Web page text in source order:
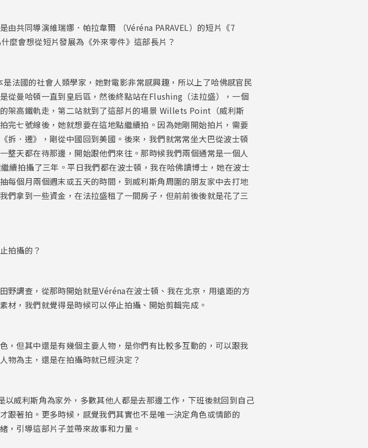
共同導演維瑞娜．帕拉韋爾 （Véréna PARAVEL）的短片《7
麼會想從短片發展為《外來零件》這部長片？
法國的社會人類學家，她對電影非常感興趣，所以上了哈佛感官民
從曼哈頓一直到皇后區，然後終點站在Flushing（法拉盛），一個
架高鐵軌走，第二站就到了這部片的場景 Willets Point（威利斯
完七號線後，她就想要在這地點繼續拍。因為她剛開始拍片，需要
拆．遷》，剛從中國回到美國。後來，我們就常常坐大巴從波士頓
整天都在待那邊，開始跟他們來往。那時候我們兩個通常是一個人
續拍攝了三年。平日我們都在波士頓，我在哈佛讀博士，她在波士
每個月兩個週末或五天的時間，到威利斯角周圍的朋友家中去打地
們拿到一些資金，在法拉盛租了一間房子，但前前後後就是花了三
拍攝的？
野調查，從那時開始就是Véréna在波士頓、我在北京，用遠距的方
，我們就覺得是時候可以停止拍攝、開始剪輯完成。
，但其中還是有幾個主要人物，是你們有比較多互動的，可以跟我
物為主，還是在拍攝時就已經決定？
威利斯角為家外，多數其他人都是去那邊工作，下班後就回到自己
跟著拍。更多時候，感覺我們其實也不是唯一決定角色或情節的
，引導這部片子並帶來故事和力量。